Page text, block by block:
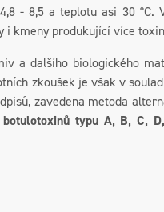
- 8,5 a teplotu asi 30 °C.
i kmeny produkující více
biologického
zkoušek je však v
zavedena metoda
typu A, B, C,